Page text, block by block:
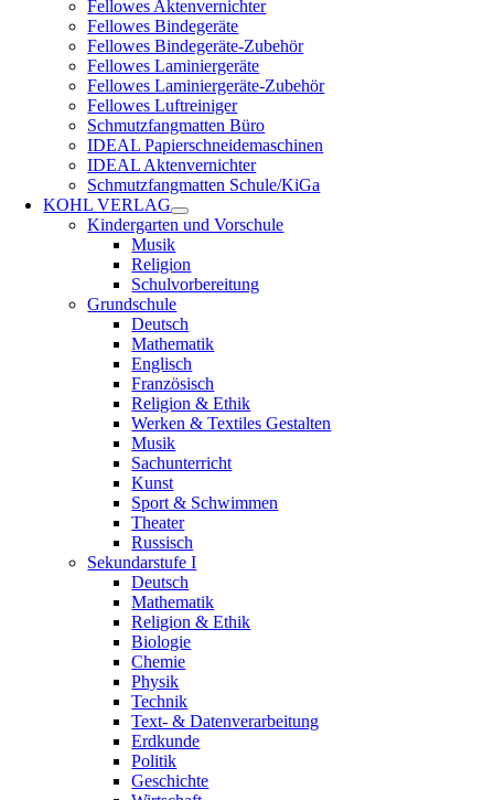
Fellowes Aktenvernichter
Fellowes Bindegeräte
Fellowes Bindegeräte-Zubehör
Fellowes Laminiergeräte
Fellowes Laminiergeräte-Zubehör
Fellowes Luftreiniger
Schmutzfangmatten Büro
IDEAL Papierschneidemaschinen
IDEAL Aktenvernichter
Schmutzfangmatten Schule/KiGa
KOHL VERLAG
Kindergarten und Vorschule
Musik
Religion
Schulvorbereitung
Grundschule
Deutsch
Mathematik
Englisch
Französisch
Religion & Ethik
Werken & Textiles Gestalten
Musik
Sachunterricht
Kunst
Sport & Schwimmen
Theater
Russisch
Sekundarstufe I
Deutsch
Mathematik
Religion & Ethik
Biologie
Chemie
Physik
Technik
Text- & Datenverarbeitung
Erdkunde
Politik
Geschichte